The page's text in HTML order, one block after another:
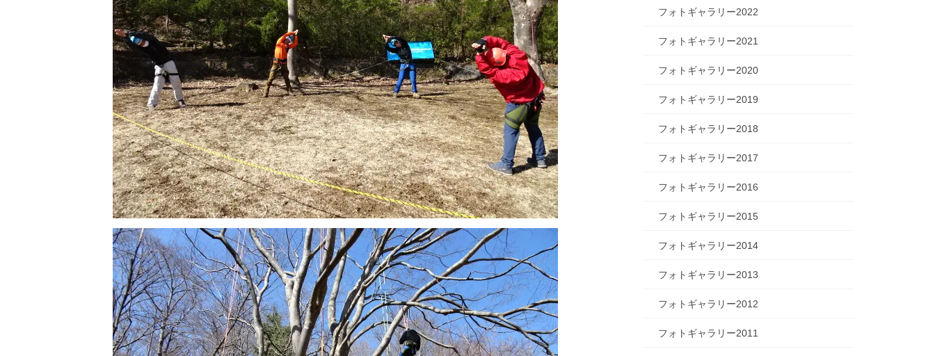
フォトギャラリー2022
フォトギャラリー2021
フォトギャラリー2020
フォトギャラリー2019
フォトギャラリー2018
フォトギャラリー2017
フォトギャラリー2016
フォトギャラリー2015
フォトギャラリー2014
フォトギャラリー2013
フォトギャラリー2012
フォトギャラリー2011